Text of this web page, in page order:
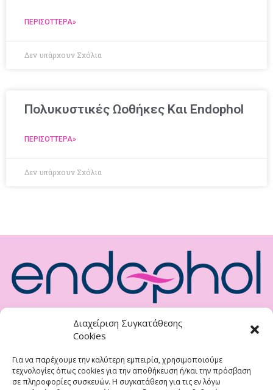
Διαχείριση Συγκατάθεσης
Cookies
Για να παρέχουμε την καλύτερη εμπειρία, χρησιμοποιούμε
τεχνολογίες όπως cookies για την αποθήκευση ή/και την πρόσβαση
σε πληροφορίες συσκευών. Η συγκατάθεση για τις εν λόγω
ΠΕΡΙΣΌΤΤΕΡΑ»
Δεν υπάρχουν Σχόλια
Πολυκυστικές Ωοθήκες Και Endophol
ΠΕΡΙΣΌΤΤΕΡΑ»
Δεν υπάρχουν Σχόλια
Συμπλήρωμα Διατροφής Φυσικής, Φυτικής Προέλευσης Για Την
Υπεύθυνος κυκλοφορίας
DIVINA FARM O.E.
34001 Κάρυστος – Εύβοια